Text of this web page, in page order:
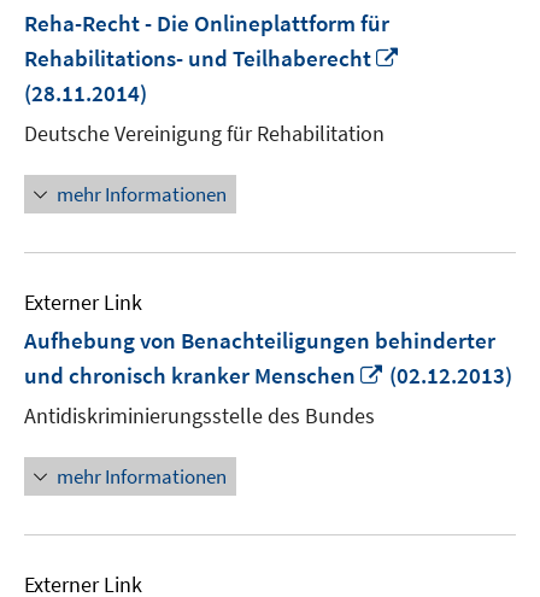
Reha-Recht - Die Onlineplattform für
Rehabilitations- und Teilhaberecht
(28.11.2014)
Deutsche Vereinigung für Rehabilitation
mehr Informationen
Externer Link
Aufhebung von Benachteiligungen behinderter
und chronisch kranker Menschen
In
(02.12.2013)
Antidiskriminierungsstelle des Bundes
mehr Informationen
Externer Link